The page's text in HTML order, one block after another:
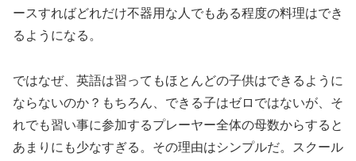
ースすればどれだけ不器用な人でもある程度の料理はでき
るようになる。
ではなぜ、英語は習ってもほとんどの子供はできるように
ならないのか？もちろん、できる子はゼロではないが、そ
れでも習い事に参加するプレーヤー全体の母数からすると
あまりにも少なすぎる。その理由はシンプルだ。スクール